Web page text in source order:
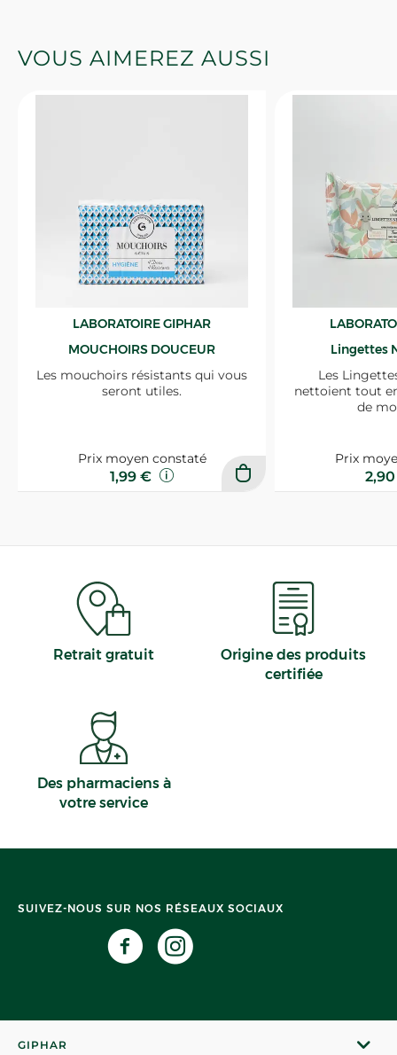
VOUS AIMEREZ AUSSI
LABORATOIRE GIPHAR
MOUCHOIRS DOUCEUR
Les mouchoirs résistants qui vous
seront utiles.
Prix moyen constaté
1,99 €
Lingettes
Les
nettoient tout
de
Prix
Retrait gratuit
Origine des produits
certifiée
Des pharmaciens à
votre service
SUIVEZ-NOUS SUR NOS RÉSEAUX SOCIAUX
GIPHAR